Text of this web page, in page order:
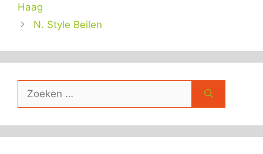
Haag
N. Style Beilen
naar: